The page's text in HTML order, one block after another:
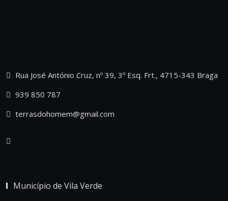
Rua José António Cruz, nº 39, 3º Esq. Frt., 4715-343 Braga
939 850 787
terrasdohomem@gmail.com
Município de Vila Verde